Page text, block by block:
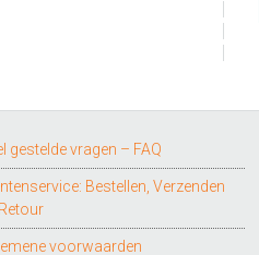
gestelde vragen – FAQ
Bestellen, Verzenden
voorwaarden